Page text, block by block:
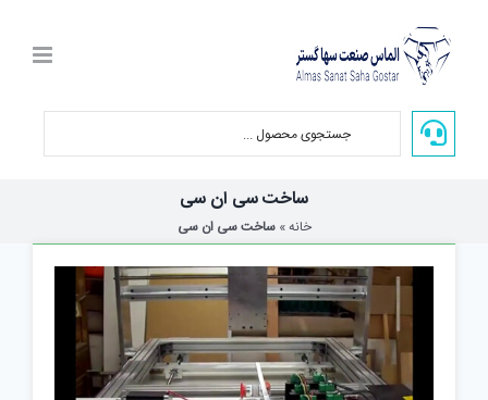
content
ساخت سی ان سی
خانه»ساخت سی ان سی